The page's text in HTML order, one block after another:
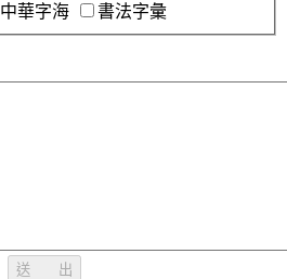
中華字海 書法字彙
送 出